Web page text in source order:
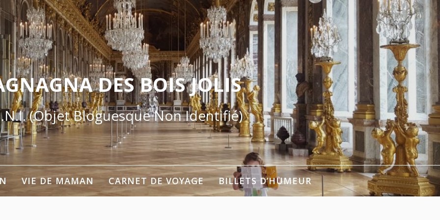
DES BOIS JOLIS
(Objet Bloguesque Non Identifié)
VIE DE MAMAN CARNET DE VOYAGE BILLETS D’HUMEUR